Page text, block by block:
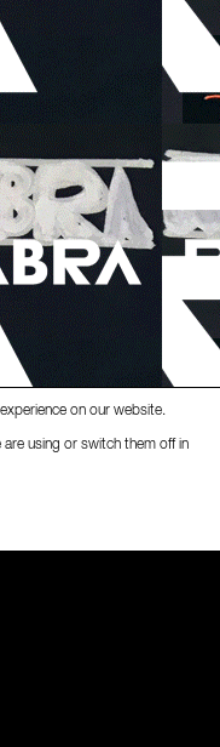
Fabra - [C.A.P. Sant
on our website.
using or switch them off in